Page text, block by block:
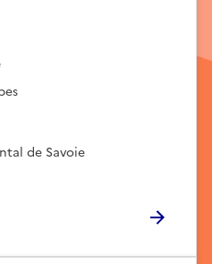
de Savoie